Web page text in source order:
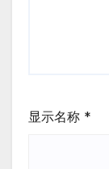
显示名称 *